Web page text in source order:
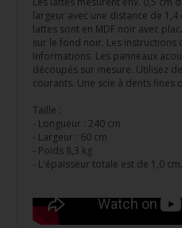
largeur avec une distance de
lattes sont en MDF noir avec
sur le fond noir. Les
Informations. Les panneaux
découpés sur mesure. Utilisez
courants. Une scie à dents fines
Taille :
- Longueur : 240 cm
- Largeur : 60 cm
- Poids 8,3 kg
- L'épaisseur totale est de 1,0 cm.